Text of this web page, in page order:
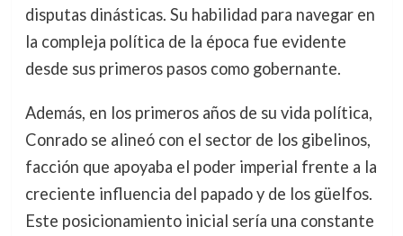
disputas dinásticas. Su habilidad para navegar en
la compleja política de la época fue evidente
desde sus primeros pasos como gobernante.
Además, en los primeros años de su vida política,
Conrado se alineó con el sector de los gibelinos,
facción que apoyaba el poder imperial frente a la
creciente influencia del papado y de los güelfos.
Este posicionamiento inicial sería una constante